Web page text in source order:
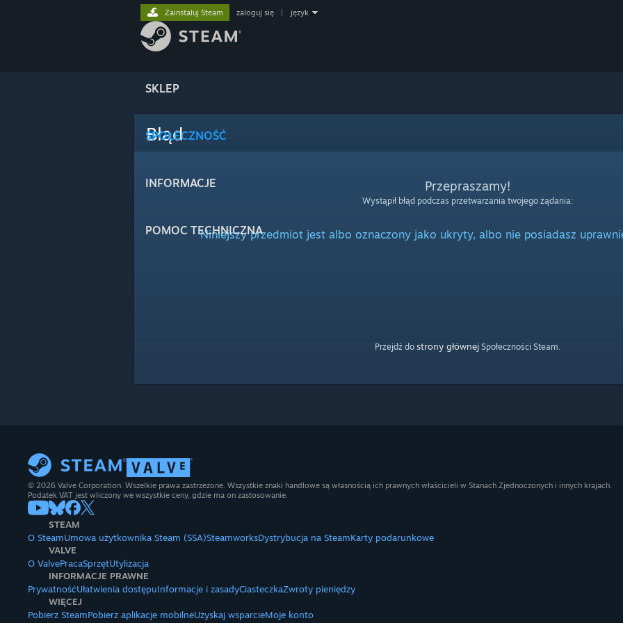
SKLEP
SPOŁECZNOŚĆ
INFORMACJE
POMOC TECHNICZNA
Zainstaluj Steam zaloguj się język
Błąd
Przepraszamy!
Wystąpił błąd podczas przetwarzania twojego żądania:
Niniejszy przedmiot jest albo oznaczony jako ukryty, albo nie posiadasz
Przejdź do strony głównejSpołeczności Steam.
© 2026 Valve Corporation. Wszelkie prawa zastrzeżone. Wszystkie znaki handlowe są własnością ich prawnych właścicieli w Stanach Zjednoczonych i innych krajach.
Podatek VAT jest wliczony we wszystkie ceny, gdzie ma on zastosowanie.
STEAM
O SteamUmowa użytkownika Steam (SSA)SteamworksDystrybucja na SteamKarty podarunkowe
VALVE
O ValvePracaSprzętUtylizacja
INFORMACJE PRAWNE
PrywatnośćUłatwienia dostępuInformacje i zasadyCiasteczkaZwroty pieniędzy
WIĘCEJ
Pobierz SteamPobierz aplikacje mobilneUzyskaj wsparcieMoje konto